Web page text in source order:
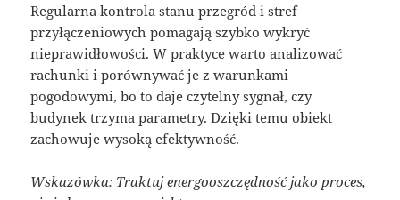
Regularna kontrola stanu przegród i stref
przyłączeniowych pomagają szybko wykryć
nieprawidłowości. W praktyce warto analizować
rachunki i porównywać je z warunkami
pogodowymi, bo to daje czytelny sygnał, czy
budynek trzyma parametry. Dzięki temu obiekt
zachowuje wysoką efektywność.
Wskazówka: Traktuj energooszczędność jako proces,